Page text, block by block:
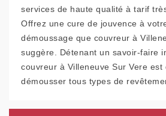
services de haute qualité à tarif
Offrez une cure de jouvence à
démoussage que couvreur à
suggère. Détenant un savoir-faire
couvreur à Villeneuve Sur Vere est
démousser tous types de